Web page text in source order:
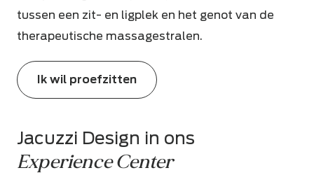
tussen een zit- en ligplek en het genot van de
therapeutische massagestralen.
Ik wil proefzitten
Jacuzzi Design in ons
Experience Center